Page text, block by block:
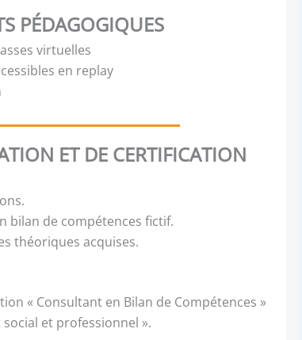
PÉDAGOGIQUES
virtuelles
en replay
ET DE CERTIFICATION
bilan de compétences fictif.
théoriques acquises.
« Consultant en Bilan de Compétences »
et professionnel ».